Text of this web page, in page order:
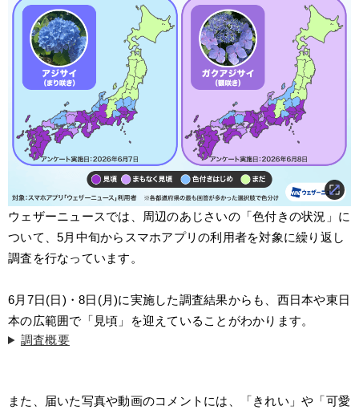
ウェザーニュースでは、周辺のあじさいの「色付きの状況」に
ついて、5月中旬からスマホアプリの利用者を対象に繰り返し
調査を行なっています。
6月7日(日)・8日(月)に実施した調査結果からも、西日本や東日
本の広範囲で「見頃」を迎えていることがわかります。
調査概要
また、届いた写真や動画のコメントには、「きれい」や「可愛